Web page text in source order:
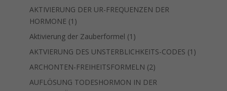
Produkt
AKTIVIERUNG DER UR-FREQUENZEN DER
HORMONE 1 1
Produkt
Aktivierung der Zauberformel 1 1
Produkt
AKTVIERUNG DES UNSTERBLICHKEITS-CODES 1 1
ARCHONTEN-FREIHEITSFORMELN 22
Produkte
AUFLÖSUNG TODESHORMON IN DER